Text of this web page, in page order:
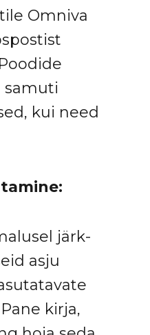
Omniva
samuti
kui need
järk-
asju
kirja,